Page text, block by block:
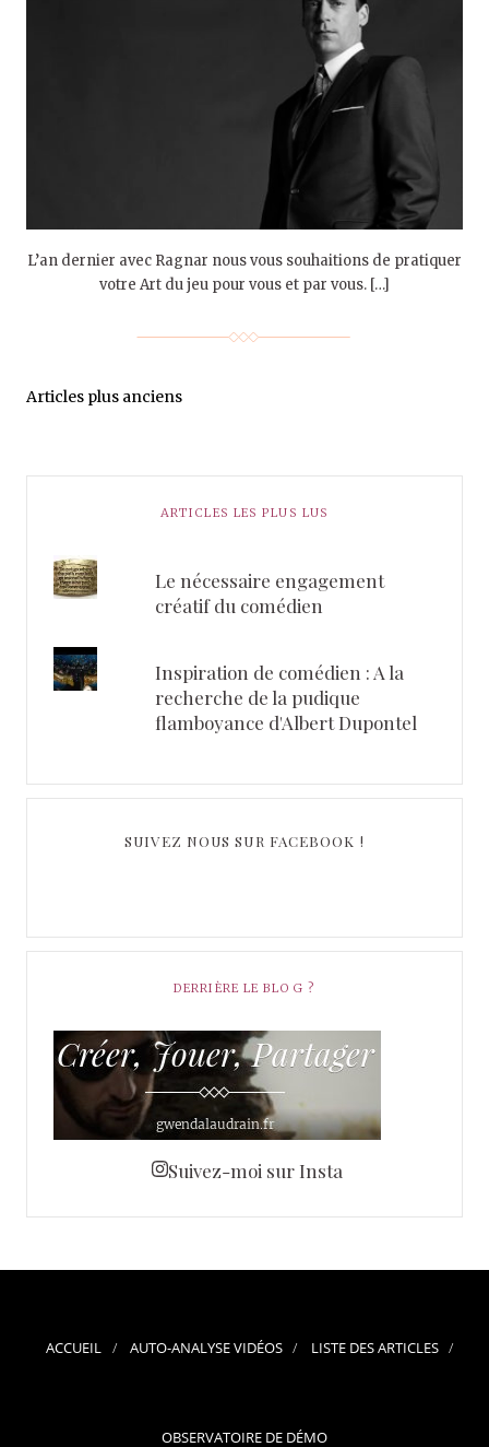
L’an dernier avec Ragnar nous vous souhaitions de pratiquer
votre Art du jeu pour vous et par vous. […]
Articles plus anciens
ARTICLES LES PLUS LUS
Le nécessaire engagement
créatif du comédien
Inspiration de comédien : A la
recherche de la pudique
flamboyance d'Albert Dupontel
SUIVEZ NOUS SUR FACEBOOK !
DERRIÈRE LE BLOG ?
Suivez-moi sur Insta
ACCUEIL AUTO-ANALYSE VIDÉOS LISTE DES ARTICLES
OBSERVATOIRE DE DÉMO